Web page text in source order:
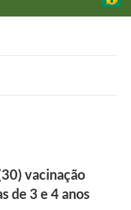
vacinação
de 3 e 4 anos